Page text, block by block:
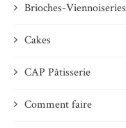
Brioches-Viennoiseries
Cakes
CAP Pâtisserie
Comment faire